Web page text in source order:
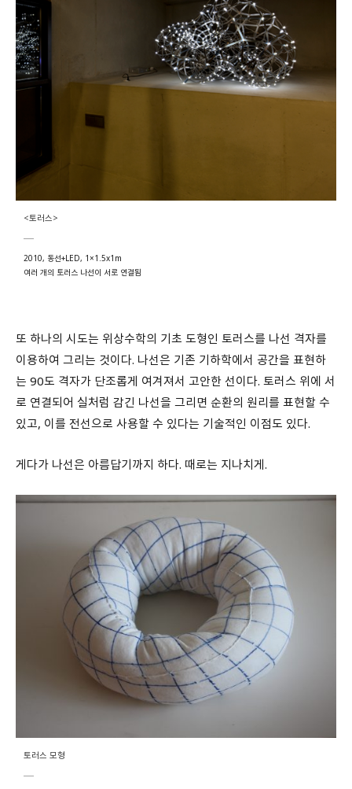
<토러스>
2010, 동선+LED, 1×1.5x1m
여러 개의 토러스 나선이 서로 연결됨
또 하나의 시도는 위상수학의 기초 도형인 토러스를 나선 격자를
이용하여 그리는 것이다. 나선은 기존 기하학에서 공간을 표현하
는 90도 격자가 단조롭게 여겨져서 고안한 선이다. 토러스 위에 서
로 연결되어 실처럼 감긴 나선을 그리면 순환의 원리를 표현할 수
있고, 이를 전선으로 사용할 수 있다는 기술적인 이점도 있다.
게다가 나선은 아름답기까지 하다. 때로는 지나치게.
토러스 모형